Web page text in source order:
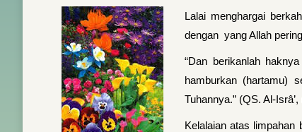
Lalai menghargai
dengan yang Allah
“Dan berikanlah
hamburkan (hartamu)
Tuhannya.” (QS. Al-
Kelalaian atas limpahan